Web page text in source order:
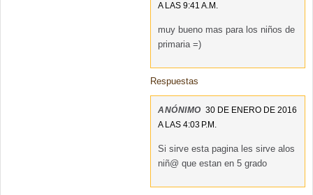
A LAS 9:41 A.M.
muy bueno mas para los niños de
primaria =)
Respuestas
ANÓNIMO 30 DE ENERO DE 2016
A LAS 4:03 P.M.
Si sirve esta pagina les sirve alos
niñ@ que estan en 5 grado